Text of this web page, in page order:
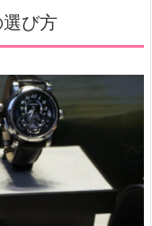
び方